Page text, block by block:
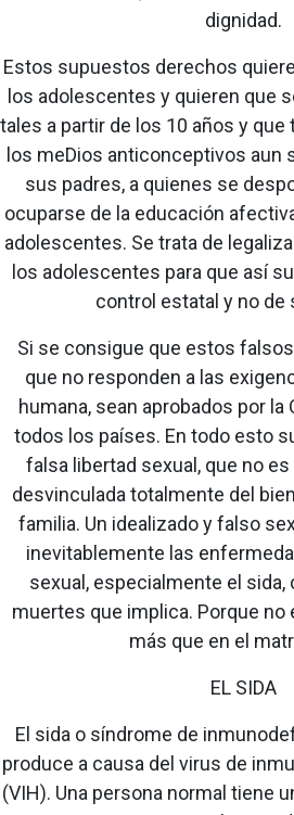
dignidad.
Estos supuestos derechos
los adolescentes y quieren que
tales a partir de los 10 años y
los meDios anticonceptivos aun
sus padres, a quienes se
ocuparse de la educación
adolescentes. Se trata de
los adolescentes para que así
control estatal y no de
Si se consigue que estos
que no responden a las
humana, sean aprobados por la
todos los países. En todo esto
falsa libertad sexual, que no
desvinculada totalmente del
familia. Un idealizado y falso
inevitablemente las
sexual, especialmente el
muertes que implica. Porque
más que en el
EL SIDA
El sida o síndrome de
produce a causa del virus de
(VIH). Una persona normal tiene